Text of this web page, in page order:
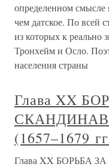
определенном смысле
чем датское. По всей
из которых к реально
Тронхейм и Осло.
населения страны
Глава XX
(1657–1679
Глава XX БОРЬБА